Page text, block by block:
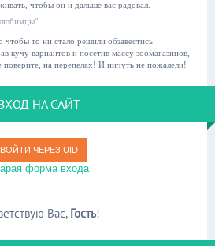
чтобы он и дальше вас радовал.
чтобы то ни стало решили обзавестись
вариантов и посетив массу зоомагазинов,
на перепелах! И ничуть не пожалели!
НА САЙТ
ВОЙТИ ЧЕРЕЗ UID
форма входа
Вас, Гость!